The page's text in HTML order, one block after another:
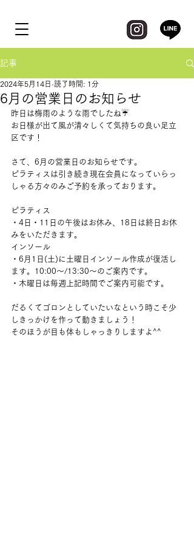
記事
6月の営業日のお知らせ
2024年5月14日 読了時間: 1分
昨日は梅雨のような雨でしたね☔️
お日様が出て風が清々しくて気持ちの良い足立
区です！
さて、6月の営業日のお知らせです。
ピラティスは引き続き現在会員になっていらっ
しゃる方々のみご予約を承っております。
ピラティス
・4日・11日の午後はお休み、18日は終日お休
みをいただきます。
インソール
・6月1日(土)に土曜日インソール作成が復活し
ます。10:00〜/13:30〜のご案内です。
・木曜日は毎週上記時間でご案内可能です。
だるくてゴロンとしていたいなという時こそ少
しきっかけを作って動きましょう！
そのほうが目も体もしゃっきりしますよ^^